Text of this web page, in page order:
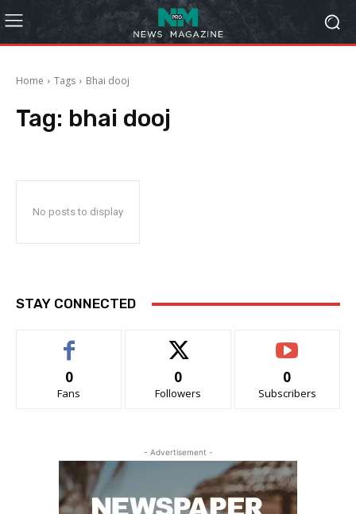
Home Tags Bhai dooj
Tag: bhai dooj
No posts to display
STAY CONNECTED
0
Fans
0
Followers
0
Subscribers
- Advertisement -